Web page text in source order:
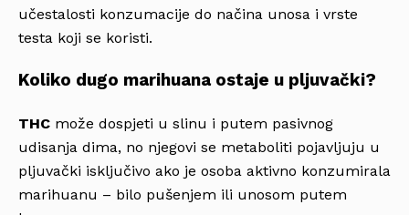
učestalosti konzumacije do načina unosa i vrste
testa koji se koristi.
Koliko dugo marihuana ostaje u pljuvački?
THC može dospjeti u slinu i putem pasivnog
udisanja dima, no njegovi se metaboliti pojavljuju u
pljuvački isključivo ako je osoba aktivno konzumirala
marihuanu – bilo pušenjem ili unosom putem